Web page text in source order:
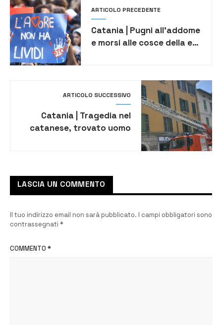
ARTICOLO PRECEDENTE
Catania | Pugni all’addome
e morsi alle cosce della ex:
ARTICOLO SUCCESSIVO
Catania | Tragedia nel
catanese, trovato uomo
LASCIA UN COMMENTO
Il tuo indirizzo email non sarà pubblicato. I campi obbligatori sono
contrassegnati *
COMMENTO *